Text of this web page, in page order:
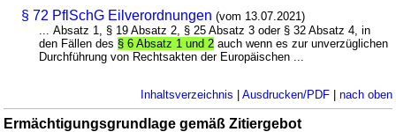
§ 72 PflSchG Eilverordnungen (vom 13.07.2021)
... Absatz 1, § 19 Absatz 2, § 25 Absatz 3 oder § 32 Absatz 4, in
den Fällen des § 6 Absatz 1 und 2 auch wenn es zur unverzüglichen
Durchführung von Rechtsakten der Europäischen ...
Inhaltsverzeichnis | Ausdrucken/PDF| nach oben
Ermächtigungsgrundlage gemäß Zitiergebot